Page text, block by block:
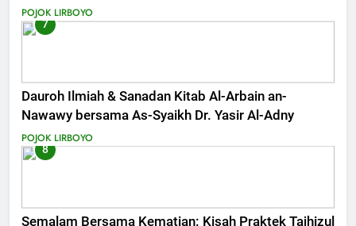
POJOK LIRBOYO
7
Dauroh Ilmiah & Sanadan Kitab Al-Arbain an-
Nawawy bersama As-Syaikh Dr. Yasir Al-Adny
POJOK LIRBOYO
8
Semalam Bersama Kematian: Kisah Praktek Tajhizul